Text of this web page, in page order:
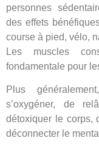
personnes
des effets
course à pied, vélo,
Les muscles
fondamentale pour
Plus
s’oxygéner, de
détoxiquer le corps,
déconnecter le